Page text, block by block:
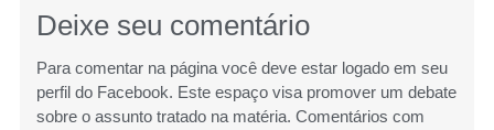
Deixe seu comentário
Para comentar na página você deve estar logado em seu
perfil do Facebook. Este espaço visa promover um debate
sobre o assunto tratado na matéria. Comentários com